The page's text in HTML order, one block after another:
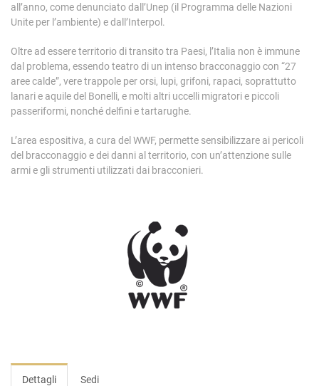
all’anno, come denunciato dall’Unep (il Programma delle Nazioni
Unite per l’ambiente) e dall’Interpol.
Oltre ad essere territorio di transito tra Paesi, l’Italia non è immune
dal problema, essendo teatro di un intenso bracconaggio con “27
aree calde”, vere trappole per orsi, lupi, grifoni, rapaci, soprattutto
lanari e aquile del Bonelli, e molti altri uccelli migratori e piccoli
passeriformi, nonché delfini e tartarughe.
L’area espositiva, a cura del WWF, permette sensibilizzare ai pericoli
del bracconaggio e dei danni al territorio, con un’attenzione sulle
armi e gli strumenti utilizzati dai bracconieri.
Dettagli Sedi